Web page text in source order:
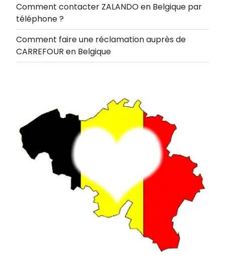
Comment contacter ZALANDO en Belgique par
téléphone ?
Comment faire une réclamation auprès de
CARREFOUR en Belgique